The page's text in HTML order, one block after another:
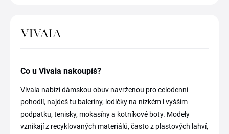
Co u Vivaia nakoupíš?
Vivaia nabízí dámskou obuv navrženou pro celodenní
pohodlí, najdeš tu baleríny, lodičky na nízkém i vyšším
podpatku, tenisky, mokasíny a kotníkové boty. Modely
vznikají z recyklovaných materiálů, často z plastových lahví,